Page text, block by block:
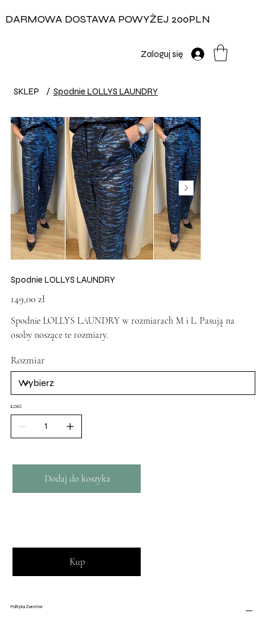
DARMOWA DOSTAWA POWYŻEJ 200PLN
Zaloguj się
SKLEP / Spodnie LOLLYS LAUNDRY
Spodnie LOLLYS LAUNDRY
149,00 zł
Spodnie LOLLYS LAUNDRY w rozmiarach M i L. Pasują na
osoby noszące te rozmiary.
Rozmiar
ILOŚĆ
Dodaj do koszyka
Kup
Polityka Zwrotów